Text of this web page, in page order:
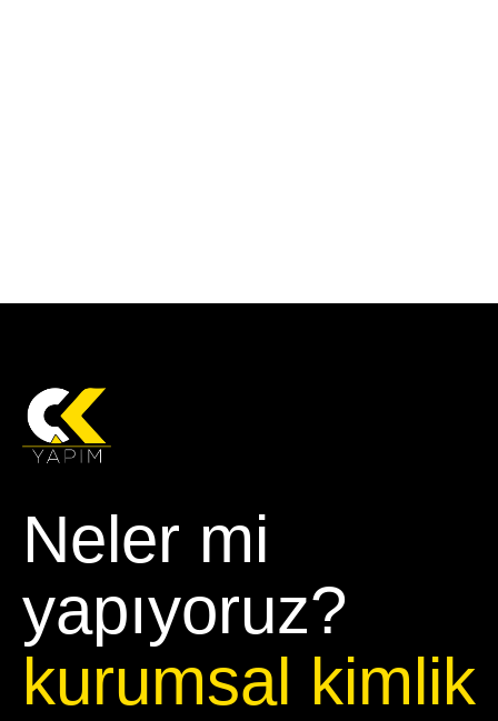
Neler mi
yapıyoruz?
kurumsal kimlik